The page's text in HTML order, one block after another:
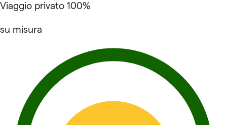
Viaggio privato 100%
su misura